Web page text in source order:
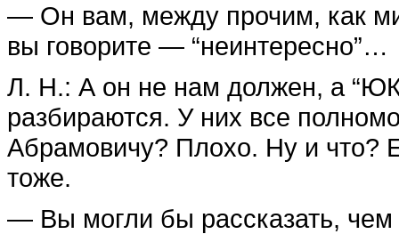
— Он вам, между прочим, как
вы говорите — “неинтересно”…
Л. Н.: А он не нам должен, а
разбираются. У них все
Абрамовичу? Плохо. Ну и что?
тоже.
— Вы могли бы рассказать,